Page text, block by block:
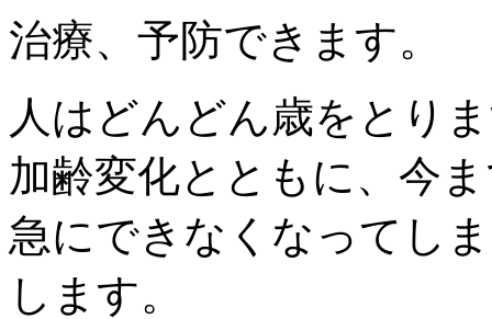
治療、予防できます。
人はどんどん歳をとり
加齢変化とともに、今
急にできなくなってし
します。